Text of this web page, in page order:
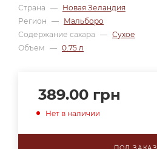
Страна — Новая Зеландия
Регион — Мальборо
Содержание сахара — Сухое
Объем — 0.75 л
389.00 грн
Нет в наличии